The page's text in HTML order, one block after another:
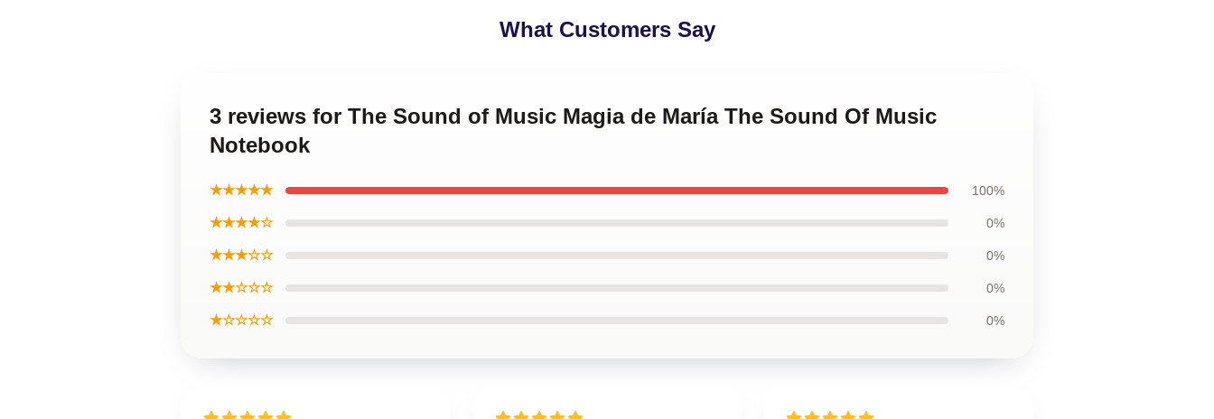
What Customers Say
3 reviews for The Sound of Music Magia de María The Sound Of Music
Notebook
★★★★★ 100%
★★★★☆ 0%
★★★☆☆ 0%
★★☆☆☆ 0%
★☆☆☆☆ 0%